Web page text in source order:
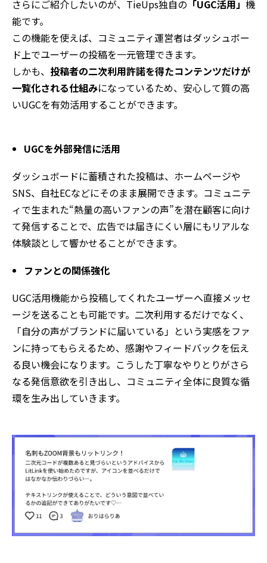
さらにご紹介したいのが、TieUps独自の 「UGC活用」 機
能です。
この機能を使えば、コミュニティ運営者はダッシュボー
ド上でユーザーの投稿を一元管理できます。
しかも、 投稿者の二次利用許諾を得たコンテンツだけが
一覧化される仕組みになっているため、安心して質の高
いUGCを有効活用することができます。
UGCを外部発信に活用
ダッシュボードに蓄積された投稿は、ホームページや
SNS、自社ECなどにそのまま展開できます。コミュニテ
ィで生まれた“熱量の高いファンの声”を潜在顧客に向け
て発信することで、広告では届きにくい層にもリアルな
体験談として響かせることができます。
ファンとの関係強化
UGC活用機能から投稿してくれたユーザーへ直接メッセ
ージを送ることも可能です。二次利用するだけでなく、
「自分の声がブランドに届いている」という実感をファ
ンに持ってもらえるため、感謝やフィードバックを伝え
る良い機会になります。こうした丁寧なやりとりがさら
なる発信意欲を引き出し、コミュニティ全体に良質な循
環を生み出していきます。